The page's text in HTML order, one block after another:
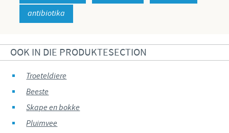
antibiotika
OOK IN DIE PRODUKTESECTION
Troeteldiere
Beeste
Skape en bokke
Pluimvee